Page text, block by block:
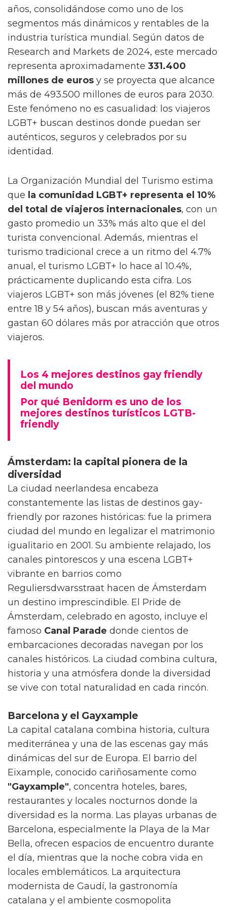
El turismo LGBT+ ha experimentado un
crecimiento extraordinario en los últimos
años, consolidándose como uno de los
segmentos más dinámicos y rentables de la
industria turística mundial. Según datos de
Research and Markets de 2024, este mercado
representa aproximadamente331.400
millones de eurosy se proyecta que alcance
más de 493.500 millones de euros para 2030.
LGBT+ buscan destinos donde puedan ser
auténticos, seguros y celebrados por su
identidad.
La Organización Mundial del Turismo estima
que
del total de viajeros internacionales
gasto promedio un 33% más alto que el del
turista convencional. Además, mientras el
turismo tradicional crece a un ritmo del 4.7%
anual, el turismo LGBT+ lo hace al 10.4%,
prácticamente duplicando esta cifra. Los
viajeros LGBT+ son más jóvenes (el 82% tiene
entre 18 y 54 años), buscan más aventuras y
gastan 60 dólares más por atracción que otros
viajeros.
Los 4 mejores destinos gay friendly
del mundo
Por qué Benidorm es uno de los
mejores destinos turísticos LGTB-
friendly
diversidad
La ciudad neerlandesa encabeza
constantemente las listas de destinos gay-
friendly por razones históricas: fue la primera
ciudad del mundo en legalizar el matrimonio
igualitario en 2001. Su ambiente relajado, los
canales pintorescos y una escena LGBT+
vibrante en barrios como
Reguliersdwarsstraat hacen de Ámsterdam
un destino imprescindible. El Pride de
Ámsterdam, celebrado en agosto, incluye el
famosoCanal Paradedonde cientos de
embarcaciones decoradas navegan por los
canales históricos. La ciudad combina cultura,